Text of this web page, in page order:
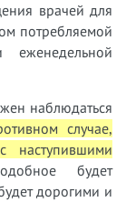
врачей для
потребляемой
наблюдаться
случае,
наступившими
будет
дорогими и